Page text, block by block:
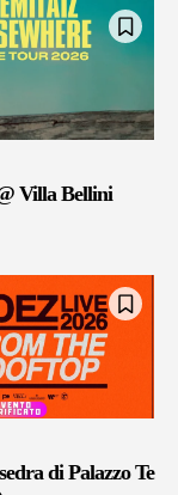
Villa Bellini
di Palazzo Te